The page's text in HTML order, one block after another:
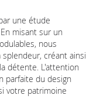
une étude
misant sur un
nous
créant ainsi
détente. L'attention
parfaite du design
votre patrimoine